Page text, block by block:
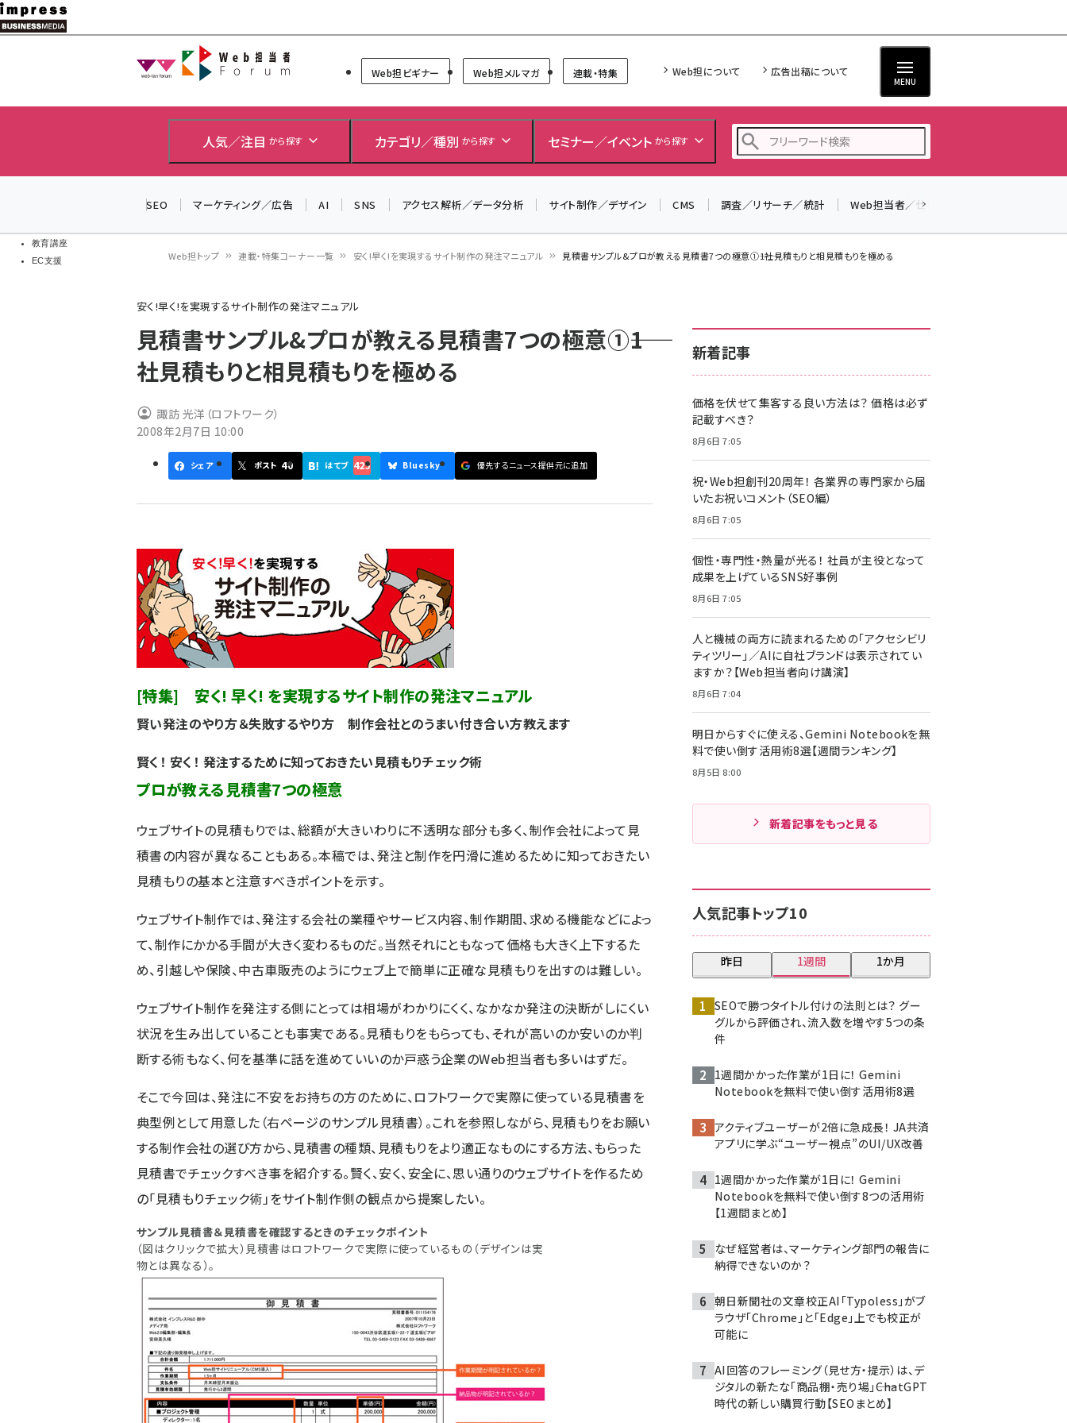
メ
イ
教育講座
EC支援
Web担当者Forum
Web担ビギナー Web担メルマガ 連載・特集 Web担について 広告出稿について
MENU
人気／注目 から探す カテゴリ／種別 から探す セミナー／イベント から探す
ai (2804)
z世代 (1622)
meo (1275)
SEO マーケティング／広告 AI SNS アクセス解析／データ分析 サイト制作／デザイン CMS 調査／リサーチ／統計 Web担当者／仕事
ン
く
ず
Web担トップ 連載・特集コーナー一覧 安く!早く!を実現するサイト制作の発注マニュアル 見積書サンプル&プロが教える見積書7つの極意①――1社見積もりと相見積もりを極める
安く!早く!を実現するサイト制作の発注マニュアル
見積書サンプル&プロが教える見積書7つの極意①――1
社見積もりと相見積もりを極める
諏訪 光洋（ロフトワーク）
2008年2月7日 10:00
シェア ポスト 40 はてブ 425 Bluesky 優先するニュース提供元に追加
[特集] 安く! 早く! を実現するサイト制作の発注マニュアル
賢い発注のやり方＆失敗するやり方 制作会社とのうまい付き合い方教えます
賢く！ 安く！ 発注するために知っておきたい見積もりチェック術
プロが教える見積書7つの極意
ウェブサイトの見積もりでは、総額が大きいわりに不透明な部分も多く、制作会社によって見
積書の内容が異なることもある。本稿では、発注と制作を円滑に進めるために知っておきたい
見積もりの基本と注意すべきポイントを示す。
ウェブサイト制作では、発注する会社の業種やサービス内容、制作期間、求める機能などによっ
て、制作にかかる手間が大きく変わるものだ。当然それにともなって価格も大きく上下するた
め、引越しや保険、中古車販売のようにウェブ上で簡単に正確な見積もりを出すのは難しい。
ウェブサイト制作を発注する側にとっては相場がわかりにくく、なかなか発注の決断がしにくい
状況を生み出していることも事実である。見積もりをもらっても、それが高いのか安いのか判
断する術もなく、何を基準に話を進めていいのか戸惑う企業のWeb担当者も多いはずだ。
そこで今回は、発注に不安をお持ちの方のために、ロフトワークで実際に使っている見積書を
典型例として用意した（右ページのサンプル見積書）。これを参照しながら、見積もりをお願い
する制作会社の選び方から、見積書の種類、見積もりをより適正なものにする方法、もらった
見積書でチェックすべき事を紹介する。賢く、安く、安全に、思い通りのウェブサイトを作るため
の「見積もりチェック術」をサイト制作側の観点から提案したい。
サンプル見積書＆見積書を確認するときのチェックポイント
（図はクリックで拡大）見積書はロフトワークで実際に使っているもの（デザインは実
物とは異なる）。
新着記事
価格を伏せて集客する良い方法は？ 価格は必ず
記載すべき？
8月6日 7:05
祝・Web担創刊20周年！ 各業界の専門家から届
いたお祝いコメント（SEO編）
8月6日 7:05
個性・専門性・熱量が光る！ 社員が主役となって
成果を上げているSNS好事例
8月6日 7:05
人と機械の両方に読まれるための「アクセシビリ
ティツリー」／AIに自社ブランドは表示されてい
ますか？【Web担当者向け講演】
8月6日 7:04
明日からすぐに使える、Gemini Notebookを無
料で使い倒す活用術8選【週間ランキング】
8月5日 8:00
新着記事をもっと見る
人気記事トップ10
昨日 1週間 1か月
SEOで勝つタイトル付けの法則とは？ グー
グルから評価され、流入数を増やす5つの条
件
1週間かかった作業が1日に！ Gemini
Notebookを無料で使い倒す活用術8選
アクティブユーザーが2倍に急成長！ JA共済
アプリに学ぶ“ユーザー視点”のUI/UX改善
1週間かかった作業が1日に！ Gemini
Notebookを無料で使い倒す8つの活用術
【1週間まとめ】
なぜ経営者は、マーケティング部門の報告に
納得できないのか？
朝日新聞社の文章校正AI「Typoless」がブ
ラウザ「Chrome」と「Edge」上でも校正が
可能に
AI回答のフレーミング（見せ方・提示）は、デ
ジタルの新たな「商品棚・売り場」――ChatGPT
時代の新しい購買行動【SEOまとめ】